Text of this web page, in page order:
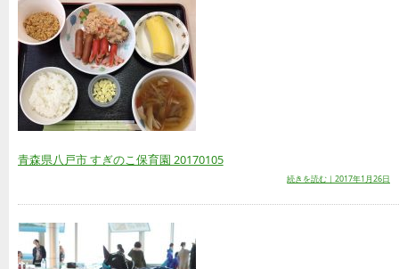
青森県八戸市 すぎのこ保育園 20170105
続きを読む｜2017年1月26日